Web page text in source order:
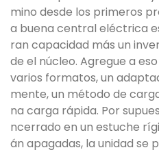
mino desde los primeros
a buena central eléctrica
ran capacidad más un
de el núcleo. Agregue a
varios formatos, un
mente, un método de
na carga rápida. Por
ncerrado en un estuche
án apagadas, la unidad se